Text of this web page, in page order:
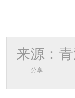
来源：
分享